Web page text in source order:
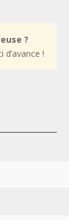
?
d’avance !